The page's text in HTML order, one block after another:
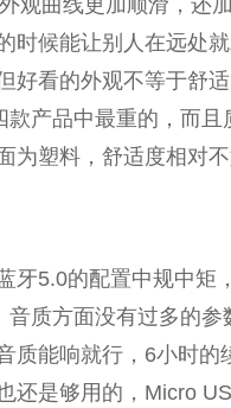
外观曲线更加顺滑，还
时候能让别人在远处就
好看的外观不等于舒适
款产品中最重的，而且
为塑料，舒适度相对
牙5.0的配置中规中矩
音质方面没有过多的参
质能响就行，6小时的
还是够用的，Micro